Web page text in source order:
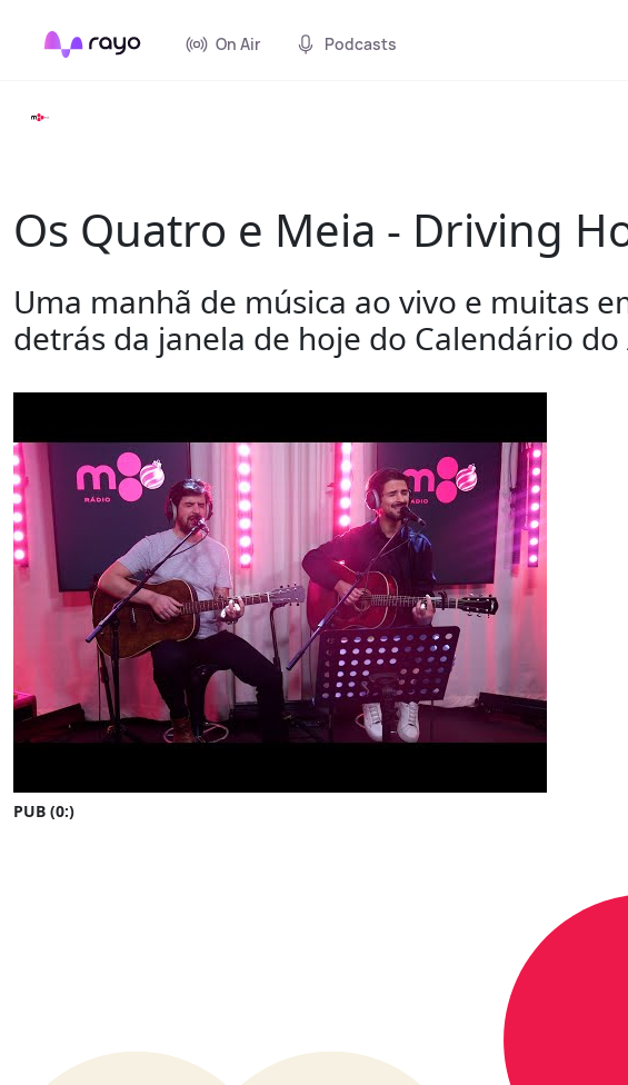
On Air Podcasts
Os Quatro e Meia - Driving
Uma manhã de música ao vivo e muitas
detrás da janela de hoje do Calendário
PUB (0:)